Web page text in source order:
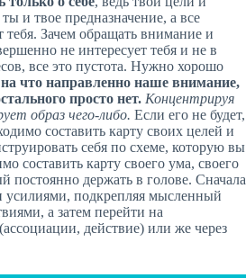
и твое предназначение, а все
тебя. Зачем обращать внимание и
не интересует тебя и не в
все это пустота. Нужно хорошо
что направленно наше внимание,
просто нет. Концентрируя
образ чего-либо. Если его не будет,
составить карту своих целей и
себя по схеме, которую вы
составить карту своего ума, своего
постоянно держать в голове. Сначала
усилиями, подкрепляя мысленный
а затем перейти на
действие) или же через